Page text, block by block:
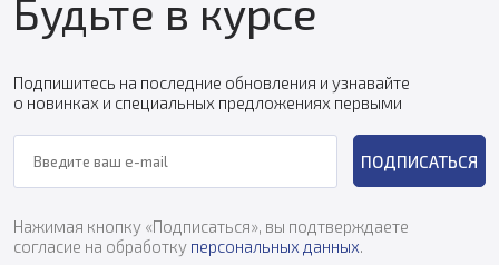
Будьте в курсе
Подпишитесь на последние обновления и узнавайте
о новинках и специальных предложениях первыми
ПОДПИСАТЬСЯ
Нажимая кнопку «Подписаться», вы подтверждаете
согласие на обработку персональных данных